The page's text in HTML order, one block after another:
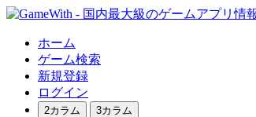
ホーム
ゲーム検索
新規登録
ログイン
2カラム 3カラム